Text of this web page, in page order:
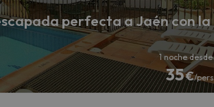
perfecta a Jaén con la
1 noche desde
35€/pers.